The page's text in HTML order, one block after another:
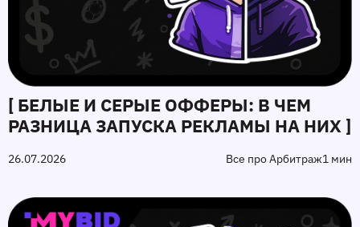
[ БЕЛЫЕ И СЕРЫЕ ОФФЕРЫ: В ЧЕМ
РАЗНИЦА ЗАПУСКА РЕКЛАМЫ НА НИХ ]
26.07.2026 Все про Арбитраж1 мин